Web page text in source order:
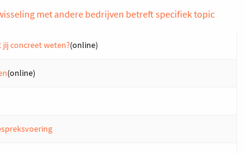
met andere bedrijven betreft specifiek topic
concreet weten?(online)
(online)